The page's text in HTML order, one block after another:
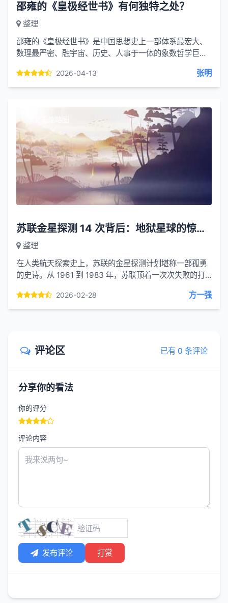
邵雍的《皇极经世书》有何独特之处？
整理
邵雍的《皇极经世书》是中国思想史上一部体系最宏大、
数理最严密、融宇宙、历史、人事于一体的象数哲学巨
处主要体现...2026-04-13 张明
苏联金星探测 14 次背后：地狱星球的惊世发现与数据遗失的真相
整理
在人类航天探索史上，苏联的金星探测计划堪称一部孤勇
的史诗。从 1961 到 1983 年，苏联顶着一次次失败的打
探...
2026-02-28 方一强
评论区 已有 0 条评论
分享你的看法
你的评分
评论内容
发布评论 打赏